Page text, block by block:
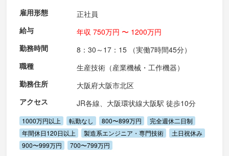
雇用形態
正社員
給与
年収 750万円 〜 1200万円
勤務時間
8：30～17：15 （実働7時間45分）
職種
生産技術（産業機械・工作機器）
勤務住所
大阪府大阪市北区
アクセス
JR各線、大阪環状線大阪駅 徒歩10分
1000万円以上 転勤なし 800〜899万円
完全週休二日制
年間休日120日以上
製造系エンジニア・専門技術
土日祝休み
900〜999万円
700〜799万円